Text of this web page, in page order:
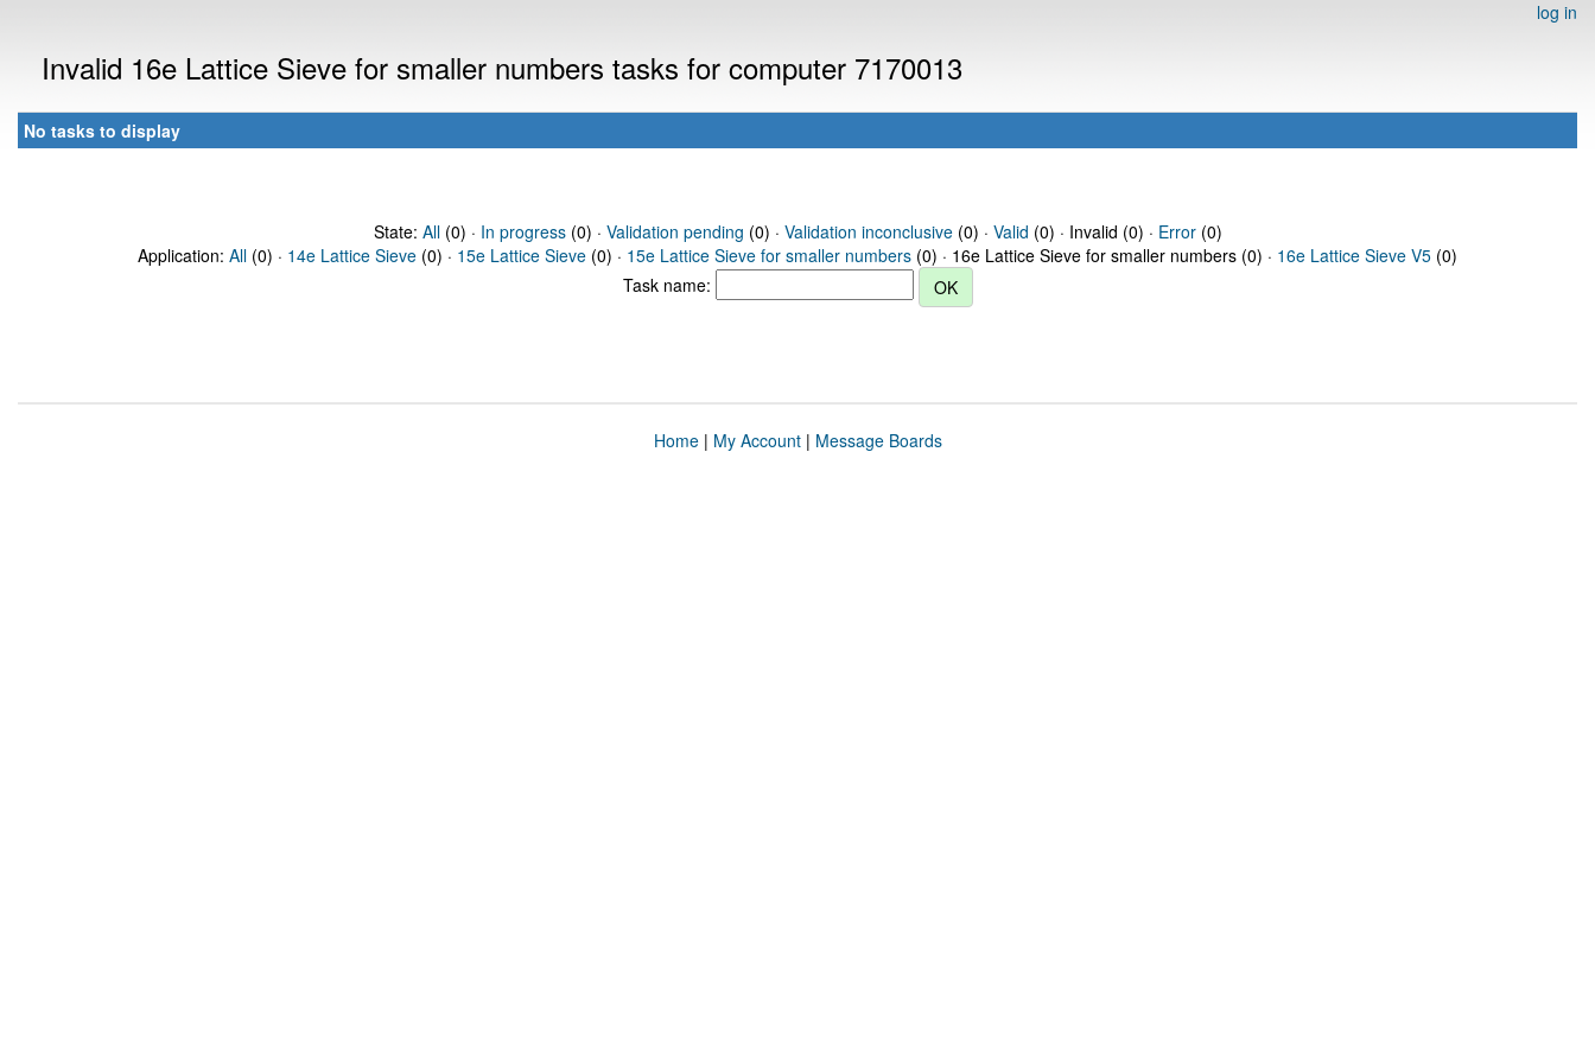
log in
Invalid 16e Lattice Sieve for smaller numbers tasks for computer 7170013
No tasks to display
State: All(0) · In progress(0) · Validation pending (0) · Validation inconclusive(0) · Valid (0) · Invalid (0) · Error(0)
Application: All (0) · 14e Lattice Sieve (0) · 15e Lattice Sieve (0) · 15e Lattice Sieve for smaller numbers (0) · 16e Lattice Sieve for smaller numbers (0) · 16e Lattice Sieve V5 (0)
Task name:
Home| My Account| Message Boards